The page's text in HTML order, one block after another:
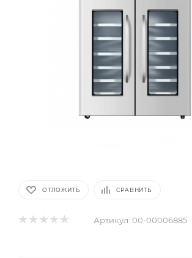
ОТЛОЖИТЬ СРАВНИТЬ
Артикул: 00-00006885